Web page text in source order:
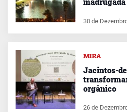
30 de
MIRA
Jacintos-
orgânico
26 de